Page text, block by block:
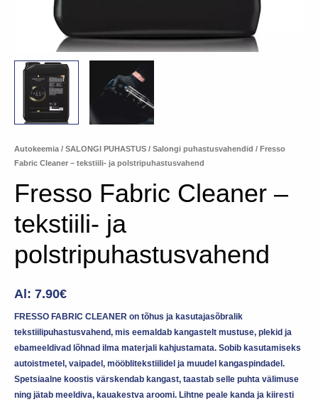
Autokeemia / SALONGI PUHASTUS / Salongi puhastusvahendid / Fresso
Fabric Cleaner – tekstiili- ja polstripuhastusvahend
Fresso Fabric Cleaner –
tekstiili- ja
polstripuhastusvahend
Al: 7.90€
FRESSO FABRIC CLEANER on tõhus ja kasutajasõbralik
tekstiilipuhastusvahend, mis eemaldab kangastelt mustuse, plekid ja
ebameeldivad lõhnad ilma materjali kahjustamata. Sobib kasutamiseks
autoistmetel, vaipadel, mööblitekstiilidel ja muudel kangaspindadel.
Spetsiaalne koostis värskendab kangast, taastab selle puhta välimuse
ning jätab meeldiva, kauakestva aroomi. Lihtne peale kanda ja kiiresti